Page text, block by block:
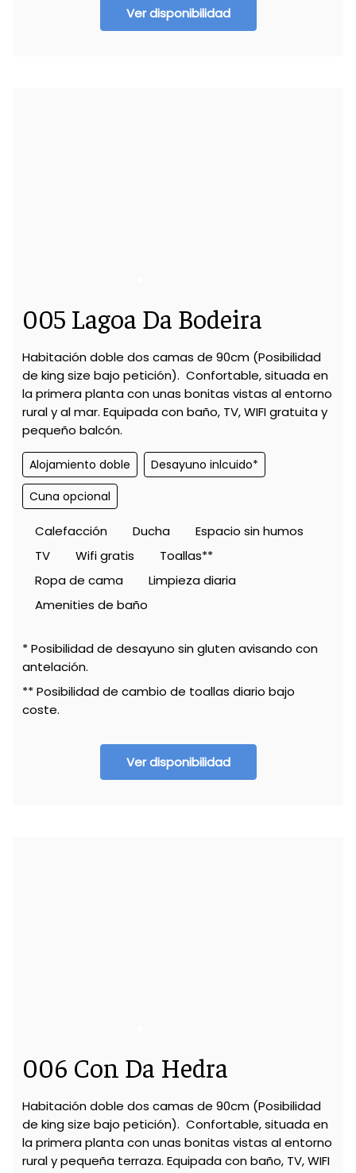
Ver disponibilidad
005 Lagoa Da Bodeira
Habitación doble dos camas de 90cm (Posibilidad
de king size bajo petición). Confortable, situada en
la primera planta con unas bonitas vistas al entorno
rural y al mar. Equipada con baño, TV, WIFI gratuita y
pequeño balcón.
Alojamiento doble
Desayuno inlcuido*
Cuna opcional
Calefacción Ducha
Espacio sin humos
TV
Wifi gratis
Toallas**
Ropa de cama
Limpieza diaria
Amenities de baño
* Posibilidad de desayuno sin gluten avisando con
antelación.
** Posibilidad de cambio de toallas diario bajo
coste.
Ver disponibilidad
006 Con Da Hedra
Habitación doble dos camas de 90cm (Posibilidad
de king size bajo petición). Confortable, situada en
la primera planta con unas bonitas vistas al entorno
rural y pequeña terraza. Equipada con baño, TV, WIFI